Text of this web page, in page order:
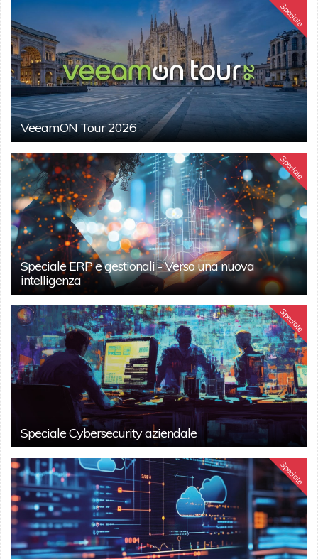
Speciale
VeeamON Tour 2026
Speciale
Speciale ERP e gestionali - Verso una nuova
intelligenza
Speciale
Speciale Cybersecurity aziendale
Speciale